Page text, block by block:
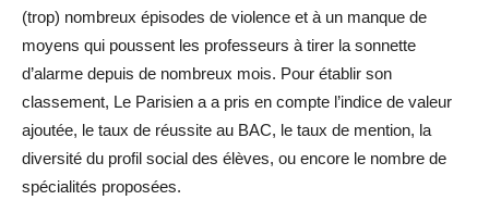
(trop) nombreux épisodes de violence et à un manque de
moyens qui poussent les professeurs à tirer la sonnette
d’alarme depuis de nombreux mois. Pour établir son
classement, Le Parisien a a pris en compte l’indice de valeur
ajoutée, le taux de réussite au BAC, le taux de mention, la
diversité du profil social des élèves, ou encore le nombre de
spécialités proposées.